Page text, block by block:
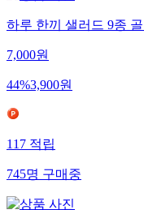
하루 한끼 샐러드 9종
7,000원
44%3,900원
117적립
745명구매중